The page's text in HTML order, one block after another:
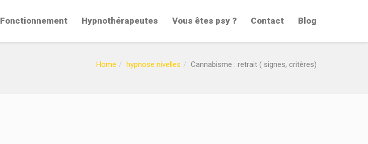
Fonctionnement Hypnothérapeutes Vous êtes psy ? Contact Blog
Home hypnose nivelles Cannabisme : retrait ( signes, critères)